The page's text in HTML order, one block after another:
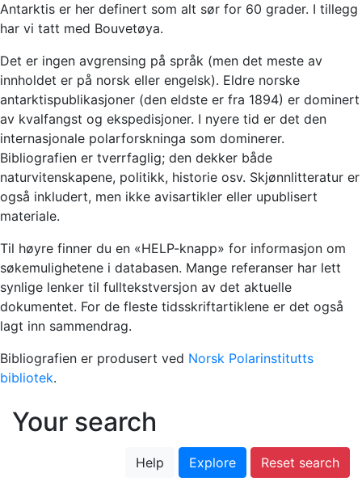
Antarktis er her definert som alt sør for 60 grader. I tillegg
har vi tatt med Bouvetøya.
Det er ingen avgrensing på språk (men det meste av
innholdet er på norsk eller engelsk). Eldre norske
antarktispublikasjoner (den eldste er fra 1894) er dominert
av kvalfangst og ekspedisjoner. I nyere tid er det den
internasjonale polarforskninga som dominerer.
Bibliografien er tverrfaglig; den dekker både
naturvitenskapene, politikk, historie osv. Skjønnlitteratur er
også inkludert, men ikke avisartikler eller upublisert
materiale.
Til høyre finner du en «HELP-knapp» for informasjon om
søkemulighetene i databasen. Mange referanser har lett
synlige lenker til fulltekstversjon av det aktuelle
dokumentet. For de fleste tidsskriftartiklene er det også
lagt inn sammendrag.
Bibliografien er produsert ved Norsk Polarinstitutts
bibliotek.
Your search
Help Explore Reset search